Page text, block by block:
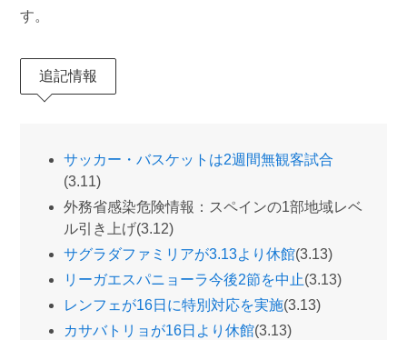
す。
追記情報
サッカー・バスケットは2週間無観客試合
(3.11)
外務省感染危険情報：スペインの1部地域レベ
ル引き上げ(3.12)
サグラダファミリアが3.13より休館(3.13)
リーガエスパニョーラ今後2節を中止(3.13)
レンフェが16日に特別対応を実施(3.13)
カサバトリョが16日より休館(3.13)